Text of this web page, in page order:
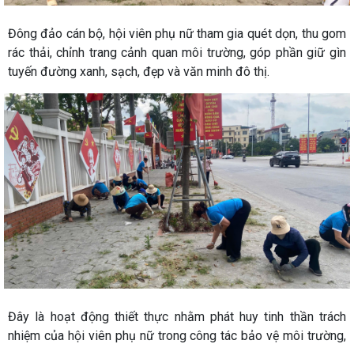
​Đông đảo cán bộ, hội viên phụ nữ tham gia quét dọn, thu gom
rác thải, chỉnh trang cảnh quan môi trường, góp phần giữ gìn
tuyến đường xanh, sạch, đẹp và văn minh đô thị.
​Đây là hoạt động thiết thực nhằm phát huy tinh thần trách
nhiệm của hội viên phụ nữ trong công tác bảo vệ môi trường,